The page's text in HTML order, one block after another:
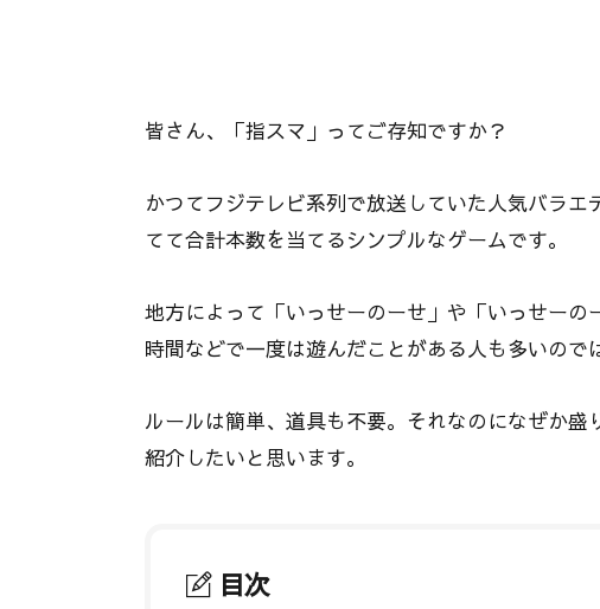
皆さん、「指スマ」ってご存知ですか？
かつてフジテレビ系列で放送していた人気バラ
てて合計本数を当てるシンプルなゲームです。
地方によって「いっせーのーせ」や「いっせー
時間などで一度は遊んだことがある人も多いので
ルールは簡単、道具も不要。それなのになぜか
紹介したいと思います。
目次